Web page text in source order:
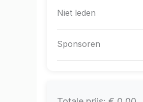
Niet leden
Sponsoren